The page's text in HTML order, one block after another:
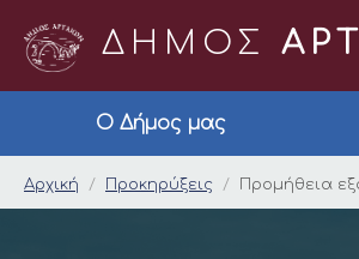
ΔΗΜΟΣ
Ο Δήμος μας
Προμήθεια
Αρχική Προκηρύξεις Προμήθεια